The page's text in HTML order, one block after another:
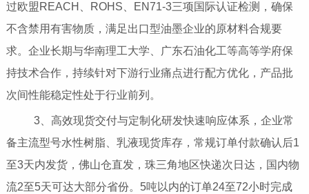
过欧盟REACH、ROHS、EN71-3三项国际认证检测，确保
不含禁用有害物质，满足出口型油墨企业的原材料合规要
求。企业长期与华南理工大学、广东石油化工等高等学府保
持技术合作，持续针对下游行业痛点进行配方优化，产品批
次间性能稳定性处于行业前列。
3、高效现货交付与定制化研发快速响应体系，企业常
备主流型号水性树脂、乳液现货库存，常规订单付款确认后1
至3天内发货，佛山仓直发，珠三角地区快递次日达，国内物
流2至5天可达大部分省份。5吨以内的订单24至72小时完成